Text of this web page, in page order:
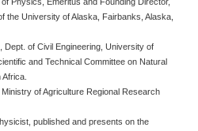
the University of Alaska, Fairbanks, Alaska,
of Civil Engineering, University of
and Technical Committee on Natural
of Agriculture Regional Research
published and presents on the